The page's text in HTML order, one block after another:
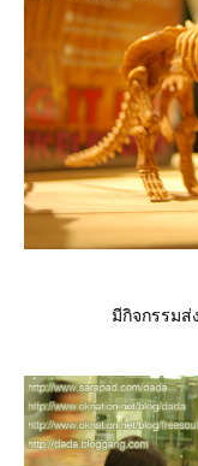
มีกิจกรรมส่